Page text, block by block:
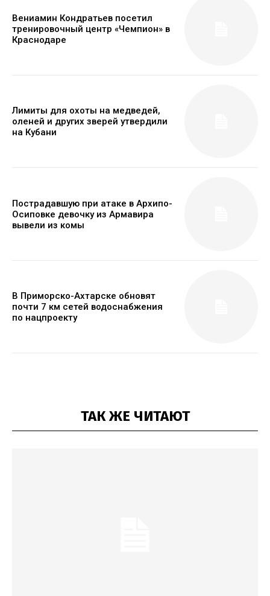
Вениамин Кондратьев посетил
тренировочный центр «Чемпион» в
Краснодаре
Лимиты для охоты на медведей,
оленей и других зверей утвердили
на Кубани
Пострадавшую при атаке в Архипо-
Осиповке девочку из Армавира
вывели из комы
В Приморско-Ахтарске обновят
почти 7 км сетей водоснабжения
по нацпроекту
ТАК ЖЕ ЧИТАЮТ